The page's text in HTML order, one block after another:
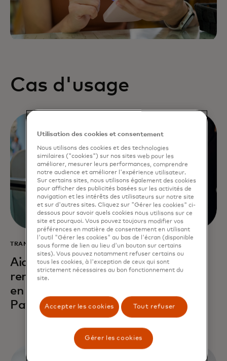
Cas d'usage
TRANSPORT
Aidez les consommateurs à se
rendre à leur prochaine destination
en utilisant la technologie Tap to
Pay à la billetterie.
Utilisation des cookies et consentement
Nous utilisons des cookies et des technologies
similaires ("cookies") sur nos sites web pour les
améliorer, mesurer leurs performances, comprendre
notre audience et améliorer l'expérience utilisateur.
Sur certains sites, nous utilisons également des cookies
pour afficher des publicités basées sur les activités de
navigation et les intérêts des utilisateurs sur notre site
et sur d'autres sites. Cliquez sur "Gérer les cookies" ci-
dessous pour savoir quels cookies nous utilisons sur ce
site et pourquoi. Vous pouvez toujours modifier vos
préférences en matière de consentement en utilisant
l'outil "Gérer les cookies" au bas de l'écran (disponible
sous forme de lien au lieu d'un bouton sur certains
sites). Vous pouvez notamment refuser certains ou
tous les cookies, à l'exception de ceux qui sont
strictement nécessaires au bon fonctionnement du
site.
Accepter les cookies Tout refuser
Gérer les cookies